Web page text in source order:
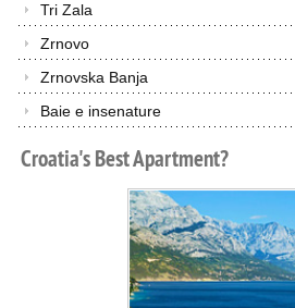
Tri Zala
Zrnovo
Zrnovska Banja
Baie e insenature
Croatia'sBestApartment?